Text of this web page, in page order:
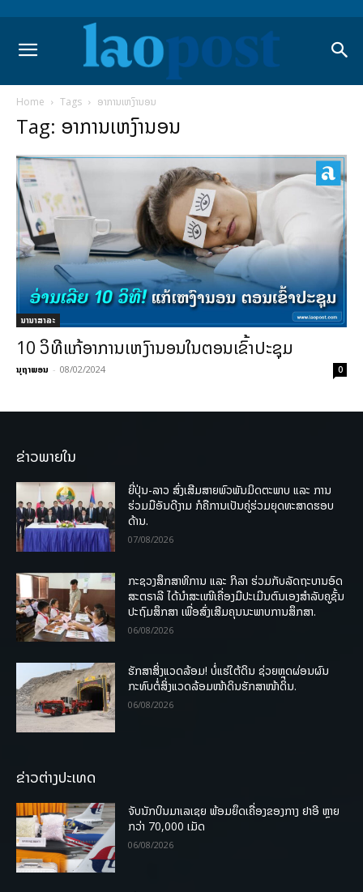
Home Tags ອາການເຫງົານອນ
Tag: ອາການເຫງົານອນ
ນານາສາລະ
10 ວິທີແກ້ອາການເຫງົານອນໃນຕອນເຂົ້າປະຊຸມ
ນຸຖາພອນ - 08/02/2024 0
ຂ່າວພາຍໃນ
ຍີ່ປຸ່ນ-ລາວ ສົ່ງເສີມສາຍພົວພັນມິດຕະພາບ ແລະ ການ
ຮ່ວມມືອັນດີງາມ ກໍຄືການເປັນຄູ່ຮ່ວມຍຸດທະສາດຮອບ
ດ້ານ.
07/08/2026
ກະຊວງສຶກສາທິການ ແລະ ກິລາ ຮ່ວມກັບລັດຖະບານອົດ
ສະຕຣາລີ ໄດ້ນຳສະເໜີເຄື່ອງມືປະເມີນຕົນເອງສຳລັບຄູຊັ້ນ
ປະຖົມສຶກສາ ເພື່ອສົ່ງເສີມຄຸນນະພາບການສຶກສາ.
06/08/2026
ຮັກສາສິ່ງແວດລ້ອມ! ບໍ່ແຮ່ໃຕ້ດິນ ຊ່ວຍຫຼຸດຜ່ອນຜົນ
ກະທົບຕໍ່ສິ່ງແວດລ້ອມໜ້າດິນຮັກສາໜ້າດິນ.
06/08/2026
ຂ່າວຕ່າງປະເທດ
ຈັບນັກບິນມາເລເຊຍ ພ້ອມຍຶດເຄື່ອງຂອງກາງ ຢາອີ ຫຼາຍ
ກວ່າ 70,000 ເມັດ
06/08/2026